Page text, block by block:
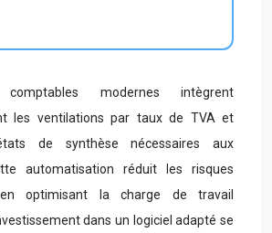
modernes intègrent
les ventilations par taux de TVA et
de synthèse nécessaires aux
automatisation réduit les risques
optimisant la charge de travail
dans un logiciel adapté se